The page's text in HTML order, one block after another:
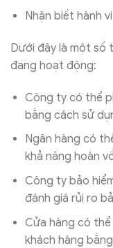
Nhận biết hành
Dưới đây là một số
đang hoạt động:
Công ty có thể
bằng cách sử
Ngân hàng có
khả năng hoàn
Công ty bảo
đánh giá rủi ro
Cửa hàng có thể
khách hàng